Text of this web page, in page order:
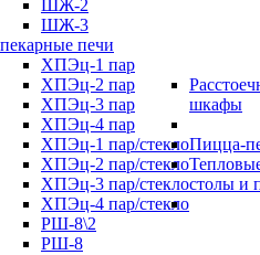
ШЖ-2
ШЖ-3
печи
ХПЭц-1 пар
ХПЭц-2 пар
ХПЭц-3 пар
ХПЭц-4 пар
ХПЭц-1 пар/стекло
ХПЭц-2 пар/стекло
ХПЭц-3 пар/стекло
ХПЭц-4 пар/стекло
шкафы
РШ-8\2
РШ-8
Пицца-
столы и